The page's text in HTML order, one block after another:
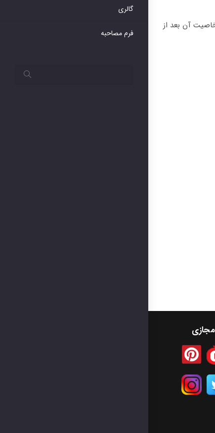
گالری
فرم مصاحبه
آن بعد از